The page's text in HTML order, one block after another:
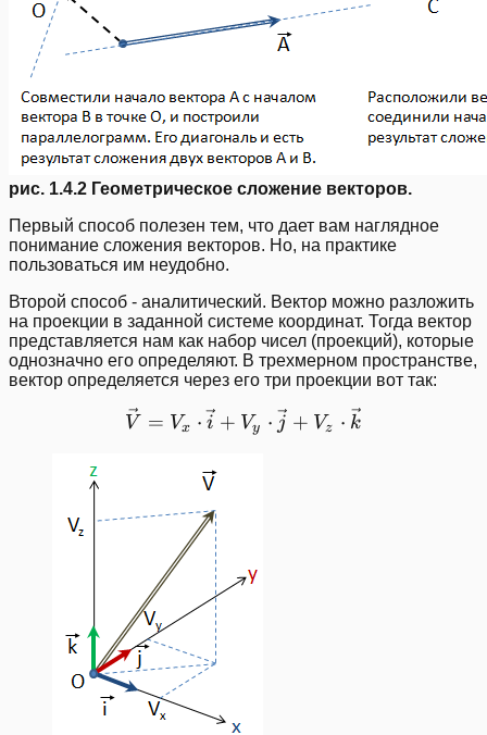
рис. 1.4.2 Геометрическое сложение векторов.
Первый способ полезен тем, что дает вам наглядное
понимание сложения векторов. Но, на практике
пользоваться им неудобно.
Второй способ - аналитический. Вектор можно разложить
на проекции в заданной системе координат. Тогда вектор
представляется нам как набор чисел (проекций), которые
однозначно его определяют. В трехмерном пространстве,
вектор определяется через его три проекции вот так:
\vec{V}=V_{x}\cdot
V = Vx ⋅ i + Vy ⋅ j + Vz ⋅ k